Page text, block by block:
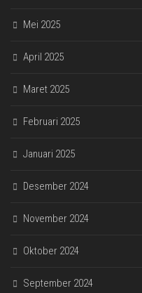
Mei 2025
April 2025
Maret 2025
Februari 2025
Januari 2025
Desember 2024
November 2024
Oktober 2024
September 2024